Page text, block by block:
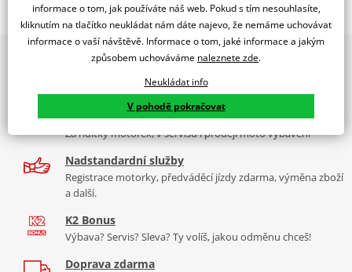
WINDSHIELD TRAFFIC SYM HD2 125/200I C/CLEAR
Tabulka velikostí
Co když mi to nebude
PDF Mounting tips
PUIG byl založen v roce 1964 ve Španělsku. Vyrábí se ve městě
Granollers poblíž Barcelony na ploše 8 000 m² v objektu, který se
dělí na 3 části: komerční, odlitkovou a kovových součástek. Již 40
let se účastní nejslavnějších závodů motocyklů po celém světě. V
naší nabídce naleznete doplňky a příslušenství například: plexi,
padací protektory a mnoho dalšího.
Zobrazit všechny produktyznačky PUIG
2x multibrand showroom
díly, to vše v Praze a Liberci
Více než 30 let zkušeností
Za řídítky motorek, v servisu i prodeji moto vybavení
Nadstandardní služby
Registrace motorky, předváděcí jízdy zdarma, výměna zboží
a další.
K2 Bonus
Výbava? Servis? Sleva? Ty volíš, jakou odměnu chceš!
Doprava zdarma
informace o tom, jak používáte náš web. Pokud s tím nesouhlasíte,
kliknutím na tlačítko neukládat nám dáte najevo, že nemáme uchovávat
informace o vaší návštěvě. Informace o tom, jaké informace a jakým
způsobem uchováváme naleznete zde.
Neukládat info
V pohodě pokračovat